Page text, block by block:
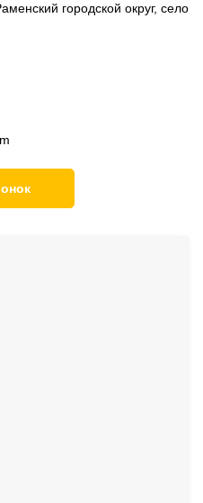
городской округ, село